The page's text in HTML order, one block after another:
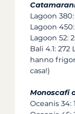
Lagoon 380:
Lagoon 450:
Lagoon 52:
Bali 4.1:
hanno
casa!)
Monoscafi
Oceanis 34: